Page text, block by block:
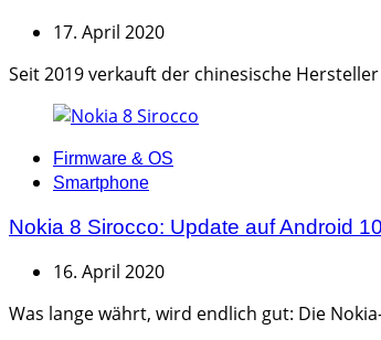
17. April 2020
Seit 2019 verkauft der chinesische
Categories
Firmware & OS
Smartphone
Nokia 8 Sirocco: Update auf Android
16. April 2020
Was lange währt, wird endlich gut: Die